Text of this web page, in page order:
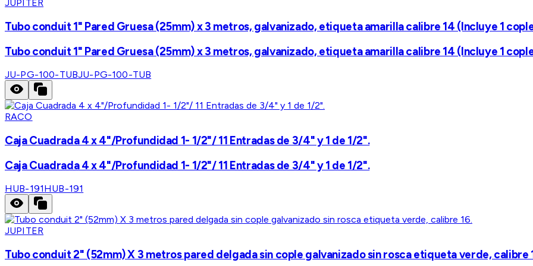
JUPITER
Tubo conduit 1" Pared Gruesa (25mm) x 3 metros, galvanizado, etiqueta amarilla calibre 14 (Incluye 1
Tubo conduit 1" Pared Gruesa (25mm) x 3 metros, galvanizado, etiqueta amarilla calibre 14 (Incluye 1
JU-PG-100-TUBJU-PG-100-TUB
RACO
Caja Cuadrada 4 x 4"/Profundidad 1- 1/2"/ 11 Entradas de 3/4" y 1 de 1/2".
Caja Cuadrada 4 x 4"/Profundidad 1- 1/2"/ 11 Entradas de 3/4" y 1 de 1/2".
HUB-191HUB-191
JUPITER
Tubo conduit 2" (52mm) X 3 metros pared delgada sin cople galvanizado sin rosca etiqueta verde, calibre